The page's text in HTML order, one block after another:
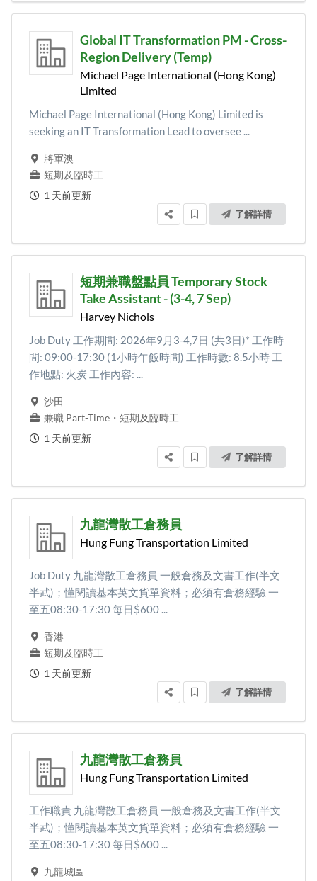
Global IT Transformation PM - Cross-
Region Delivery (Temp)
Michael Page International (Hong Kong)
Limited
Michael Page International (Hong Kong) Limited is
seeking an IT Transformation Lead to oversee ...
將軍澳
短期及臨時工
1 天前更新
了解詳情
短期兼職盤點員 Temporary Stock
Take Assistant - (3-4, 7 Sep)
Harvey Nichols
Job Duty 工作期間: 2026年9月3-4,7日 (共3日)* 工作時
間: 09:00-17:30 (1小時午飯時間) 工作時數: 8.5小時 工
作地點: 火炭 工作內容: ...
沙田
兼職 Part-Time・ 短期及臨時工
1 天前更新
了解詳情
九龍灣散工倉務員
Hung Fung Transportation Limited
Job Duty 九龍灣散工倉務員 一般倉務及文書工作(半文
半武)；懂閱讀基本英文貨單資料；必須有倉務經驗 一
至五08:30-17:30 每日$600 ...
香港
短期及臨時工
1 天前更新
了解詳情
九龍灣散工倉務員
Hung Fung Transportation Limited
工作職責 九龍灣散工倉務員 一般倉務及文書工作(半文
半武)；懂閱讀基本英文貨單資料；必須有倉務經驗 一
至五08:30-17:30 每日$600 ...
九龍城區